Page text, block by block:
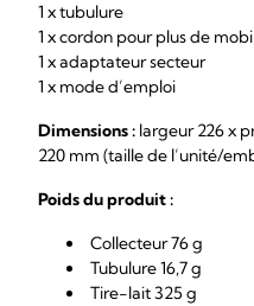
1 x tubulure
1 x cordon pour plus de
1 x adaptateur secteur
1 x mode d’emploi
Dimensions : largeur 226 x
220 mm (taille de l’unité/
Poids du produit :
Collecteur 76 g
Tubulure 16,7 g
Tire-lait 325 g